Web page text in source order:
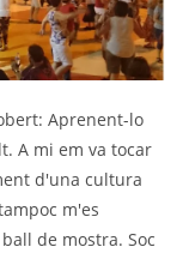
Aprenent-lo
A mi em va tocar
d'una cultura
m'es
de mostra. Soc